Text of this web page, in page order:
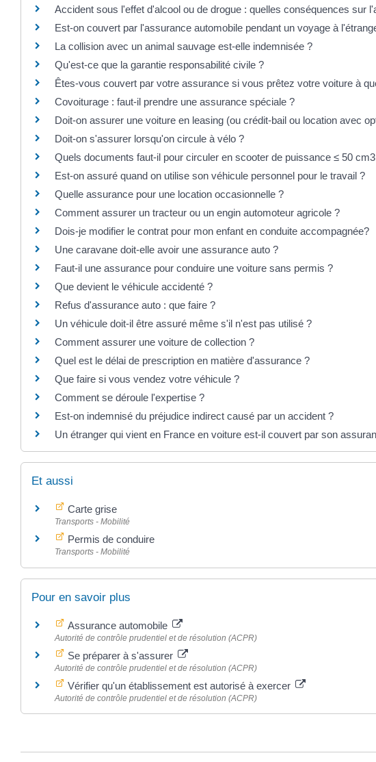
Accident sous l'effet d'alcool ou de drogue : quelles conséquences sur
Est-on couvert par l'assurance automobile pendant un voyage à
La collision avec un animal sauvage est-elle indemnisée ?
Qu'est-ce que la garantie responsabilité civile ?
Êtes-vous couvert par votre assurance si vous prêtez votre voiture à
Covoiturage : faut-il prendre une assurance spéciale ?
Doit-on assurer une voiture en leasing (ou crédit-bail ou location avec
Doit-on s'assurer lorsqu'on circule à vélo ?
Quels documents faut-il pour circuler en scooter de puissance ≤ 50
Est-on assuré quand on utilise son véhicule personnel pour le travail ?
Quelle assurance pour une location occasionnelle ?
Comment assurer un tracteur ou un engin automoteur agricole ?
Dois-je modifier le contrat pour mon enfant en conduite accompagnée?
Une caravane doit-elle avoir une assurance auto ?
Faut-il une assurance pour conduire une voiture sans permis ?
Que devient le véhicule accidenté ?
Refus d'assurance auto : que faire ?
Un véhicule doit-il être assuré même s'il n'est pas utilisé ?
Comment assurer une voiture de collection ?
Quel est le délai de prescription en matière d'assurance ?
Que faire si vous vendez votre véhicule ?
Comment se déroule l'expertise ?
Est-on indemnisé du préjudice indirect causé par un accident ?
Un étranger qui vient en France en voiture est-il couvert par son
Et aussi
Carte grise
Transports - Mobilité
Permis de conduire
Transports - Mobilité
Pour en savoir plus
Assurance automobile
Autorité de contrôle prudentiel et de résolution (ACPR)
Se préparer à s'assurer
Autorité de contrôle prudentiel et de résolution (ACPR)
Vérifier qu'un établissement est autorisé à exercer
Autorité de contrôle prudentiel et de résolution (ACPR)